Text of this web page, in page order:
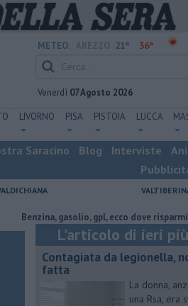
METEO: 21° 36°
Venerdì 07 Agosto 2026
LIVORNO PISA PISTOIA LUCCA
Saracino Blog Interviste
gasolio, gpl, ecco dove risparmiare
L'articolo di ieri
Contagiata da legionella,
fatta
La donna,
una Rsa, era